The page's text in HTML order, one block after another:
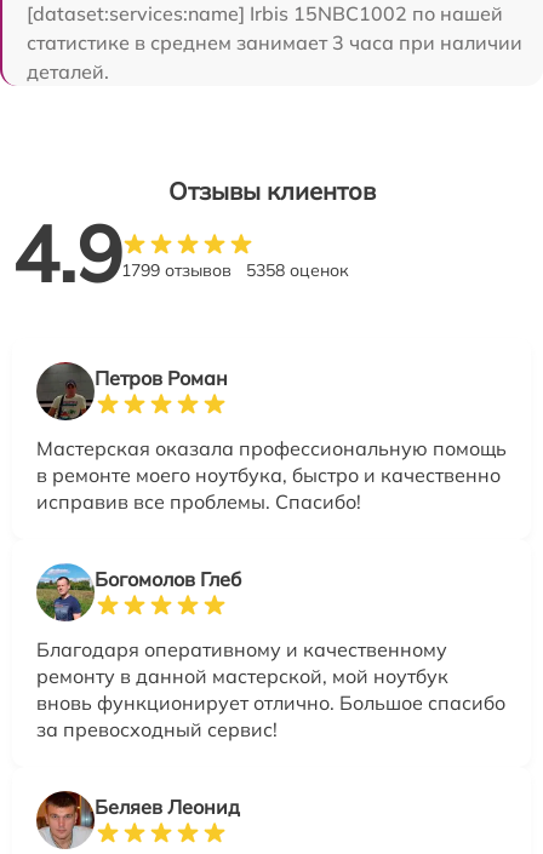
[dataset:services:name] Irbis 15NBC1002 по нашей
статистике в среднем занимает 3 часа при наличии
деталей.
Отзывы клиентов
4.91799 отзывов 5358 оценок
Петров Роман
Мастерская оказала профессиональную помощь
в ремонте моего ноутбука, быстро и качественно
исправив все проблемы. Спасибо!
Богомолов Глеб
Благодаря оперативному и качественному
ремонту в данной мастерской, мой ноутбук
вновь функционирует отлично. Большое спасибо
за превосходный сервис!
Беляев Леонид